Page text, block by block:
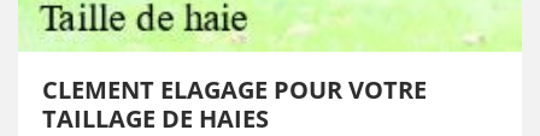
CLEMENT ELAGAGE POUR VOTRE
TAILLAGE DE HAIES